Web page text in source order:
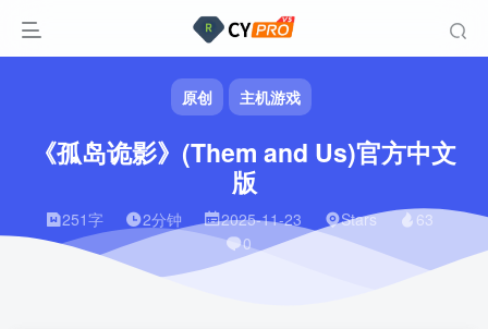
原创 主机游戏
《孤岛诡影》(Them and Us)官方中文
版
251字 2分钟 2025-11-23 Stars
63
0